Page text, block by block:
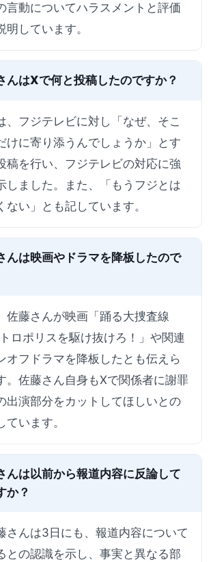
言動についてハラスメントと評価
明しています。
んはXで何と投稿したのですか？
、フジテレビに対し「なぜ、そこ
けに寄り添うんでしょうか」とす
稿を行い、フジテレビの対応に強
しました。また、「もうフジとは
ない」とも記しています。
んは映画やドラマを降板したので
佐藤さんが映画「踊る大捜査線
ロポリスを駆け抜けろ！」や関連
オフドラマを降板したとも伝えら
。佐藤さん自身もXで関係者に謝罪
出演部分をカットしてほしいとの
ています。
んは以前から報道内容に反論して
か？
さんは3日にも、報道内容について
との認識を示し、事実と異なる部